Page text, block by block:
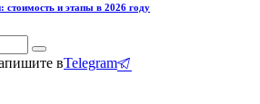
стоимость и этапы в 2026 году
вTelegram